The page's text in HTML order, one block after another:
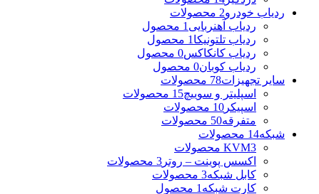
ردیاب خودرو2 محصولات
ردیاب آهنربایی 1 محصول
ردیاب تلتونیکا 1 محصول
ردیاب کانکاکس0 محصول
ردیاب کوبان0 محصول
سایر تجهیزات78 محصولات
اسپلیتر و سوییچ15 محصولات
اسپیکر 10 محصولات
متفرقه50 محصولات
شبکه14 محصولات
KVM3 محصولات
اکسس پوینت – روتر 3 محصولات
کابل شبکه3 محصولات
کارت شبکه 1 محصول